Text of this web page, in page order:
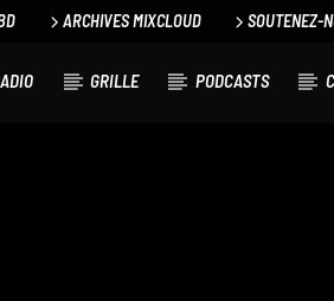
ARCHIVES MIXCLOUD SOUTENEZ-
GRILLE PODCASTS